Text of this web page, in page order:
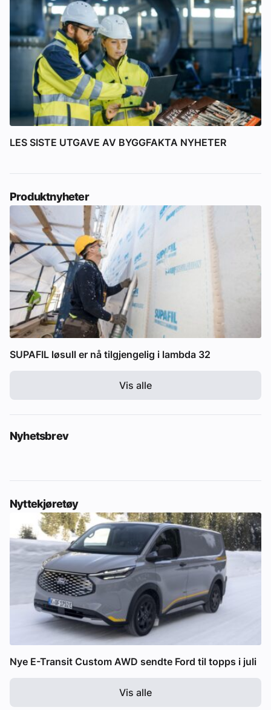
LES SISTE UTGAVE AV BYGGFAKTA NYHETER
Produktnyheter
SUPAFIL løsull er nå tilgjengelig i lambda 32
Vis alle
Nyhetsbrev
Nyttekjøretøy
Nye E-Transit Custom AWD sendte Ford til topps i juli
Vis alle